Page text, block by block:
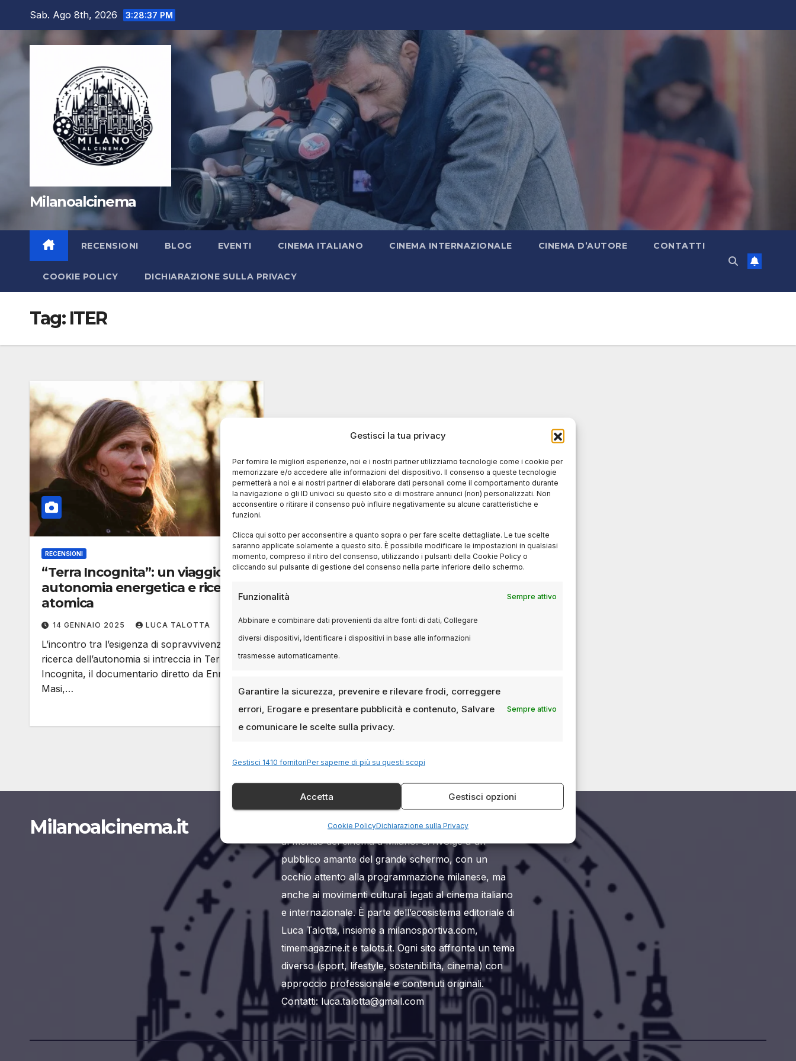
Gestisci la tua privacy
Per fornire le migliori esperienze, noi e i nostri partner utilizziamo tecnologie come i cookie per
memorizzare e/o accedere alle informazioni del dispositivo. Il consenso a queste tecnologie
permetterà a noi e ai nostri partner di elaborare dati personali come il comportamento durante
la navigazione o gli ID univoci su questo sito e di mostrare annunci (non) personalizzati. Non
acconsentire o ritirare il consenso può influire negativamente su alcune caratteristiche e
funzioni.
Clicca qui sotto per acconsentire a quanto sopra o per fare scelte dettagliate. Le tue scelte
saranno applicate solamente a questo sito. È possibile modificare le impostazioni in qualsiasi
momento, compreso il ritiro del consenso, utilizzando i pulsanti della Cookie Policy o
cliccando sul pulsante di gestione del consenso nella parte inferiore dello schermo.
Funzionalità Sempre attivo
Abbinare e combinare dati provenienti da altre fonti di dati, Collegare
diversi dispositivi, Identificare i dispositivi in base alle informazioni
trasmesse automaticamente.
Garantire la sicurezza, prevenire e rilevare frodi, correggere
errori, Erogare e presentare pubblicità e contenuto, Salvare
e comunicare le scelte sulla privacy.
Sempre attivo
Gestisci 1410 fornitoriPer saperne di più su questi scopi
Accetta Gestisci opzioni
Cookie PolicyDichiarazione sulla Privacy
contenuto
Sab. Ago 8th, 2026 3:28:37 PM
Milanoalcinema
RECENSIONI BLOG EVENTI CINEMA ITALIANO CINEMA INTERNAZIONALE CINEMA D’AUTORE CONTATTI
COOKIE POLICY DICHIARAZIONE SULLA PRIVACY
Tag: ITER
RECENSIONI
“Terra Incognita”: un viaggio tra
autonomia energetica e ricerca
atomica
14 GENNAIO 2025 LUCA TALOTTA
L’incontro tra l’esigenza di sopravvivenza e la
ricerca dell’autonomia si intreccia in Terra
Incognita, il documentario diretto da Enrico
Masi,…
Milanoalcinema.it
Milanoalcinema.it è un sito web editoriale dedicato
al mondo del cinema a Milano. Si rivolge a un
pubblico amante del grande schermo, con un
occhio attento alla programmazione milanese, ma
anche ai movimenti culturali legati al cinema italiano
e internazionale. È parte dell’ecosistema editoriale di
Luca Talotta, insieme a milanosportiva.com,
timemagazine.it e talots.it. Ogni sito affronta un tema
diverso (sport, lifestyle, sostenibilità, cinema) con
approccio professionale e contenuti originali.
Contatti: luca.talotta@gmail.com